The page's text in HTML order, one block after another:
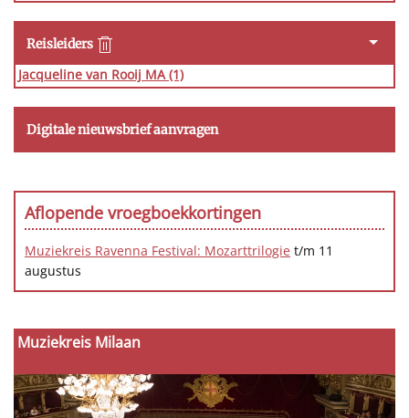
Muziekreis Milaan
Reisleiders
Jacqueline van Rooij MA (1)
Digitale nieuwsbrief aanvragen
Aflopende vroegboekkortingen
Muziekreis Ravenna Festival: Mozarttrilogie t/m 11
augustus